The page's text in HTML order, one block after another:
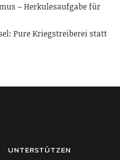
– Herkulesaufgabe für
Pure Kriegstreiberei statt
UNTERSTÜTZEN